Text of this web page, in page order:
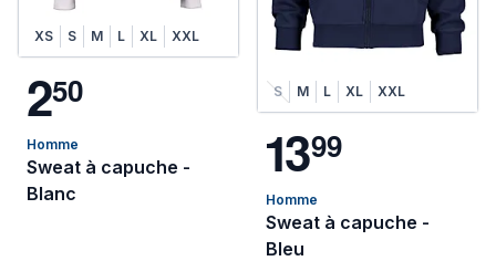
XS S M L XL XXL
250
Homme
Sweat à capuche -
Blanc
S M L XL XXL
1399
Homme
Sweat à capuche -
Bleu